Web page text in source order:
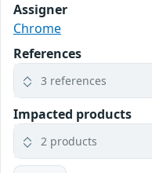
Assigner
Chrome
References
3 references
Impacted products
2 products